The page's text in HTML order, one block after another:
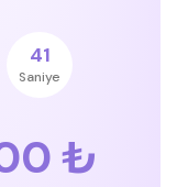
41
Saniye
₺